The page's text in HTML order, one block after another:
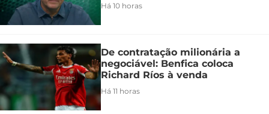
Há 10 horas
De contratação milionária a
negociável: Benfica coloca
Richard Ríos à venda
Há 11 horas